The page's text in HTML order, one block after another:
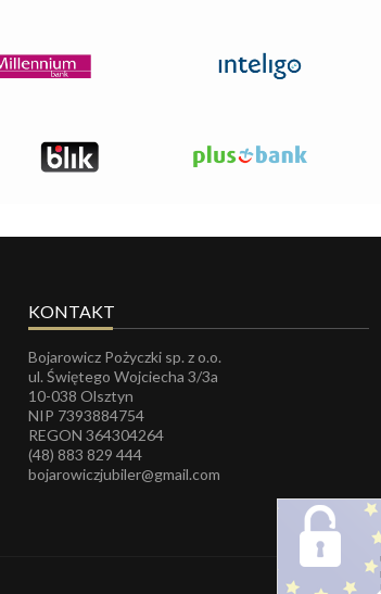
KONTAKT
Bojarowicz Pożyczki sp. z o.o.
ul. Świętego Wojciecha 3/3a
10-038 Olsztyn
NIP 7393884754
REGON 364304264
(48) 883 829 444
bojarowiczjubiler@gmail.com